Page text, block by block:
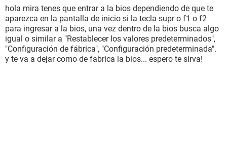
hola mira tenes que entrar a la bios dependiendo de que te
aparezca en la pantalla de inicio si la tecla supr o f1 o f2
para ingresar a la bios, una vez dentro de la bios busca algo
igual o similar a "Restablecer los valores predeterminados",
"Configuración de fábrica", "Configuración predeterminada".
y te va a dejar como de fabrica la bios... espero te sirva!